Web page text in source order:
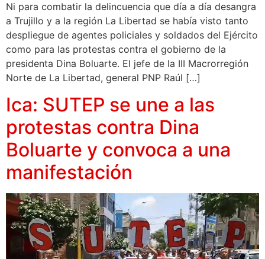
Ni para combatir la delincuencia que día a día desangra
a Trujillo y a la región La Libertad se había visto tanto
despliegue de agentes policiales y soldados del Ejército
como para las protestas contra el gobierno de la
presidenta Dina Boluarte. El jefe de la III Macrorregión
Norte de La Libertad, general PNP Raúl […]
Ica: SUTEP se une a las
protestas contra Dina
Boluarte y convoca a una
manifestación